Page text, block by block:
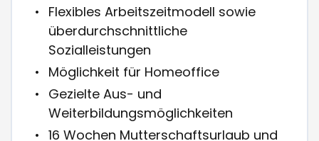
Flexibles Arbeitszeitmodell sowie
überdurchschnittliche
Sozialleistungen
Möglichkeit für Homeoffice
Gezielte Aus- und
Weiterbildungsmöglichkeiten
16 Wochen Mutterschaftsurlaub und